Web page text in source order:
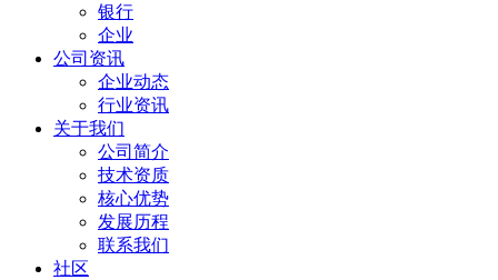
银行
企业
公司资讯
企业动态
行业资讯
关于我们
公司简介
技术资质
核心优势
发展历程
联系我们
社区